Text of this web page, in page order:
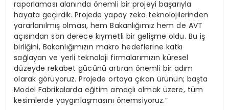
raporlaması alanında önemli bir projeyi başarıyla
hayata geçirdik. Projede yapay zeka teknolojilerinden
yararlanılmış olması, hem Bakanlığımız hem de AVT
açısından son derece kıymetli bir gelişme oldu. Bu iş
birliğini, Bakanlığımızın makro hedeflerine katkı
sağlayan ve yerli teknoloji firmalarımızın küresel
düzeyde rekabet gücünü artıran önemli bir adım
olarak görüyoruz. Projede ortaya çıkan ürünün; başta
Model Fabrikalarda eğitim amaçlı olmak üzere, tüm
kesimlerde yaygınlaşmasını önemsiyoruz.”